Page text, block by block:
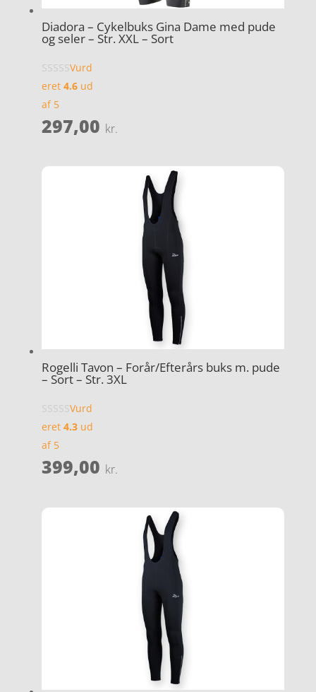
Diadora – Cykelbuks Gina Dame med pude
og seler – Str. XXL – Sort
Vurd
eret 4.6ud
af 5
297,00 kr.
Rogelli Tavon – Forår/Efterårs buks m. pude
– Sort – Str. 3XL
Vurd
eret 4.3ud
af 5
399,00 kr.